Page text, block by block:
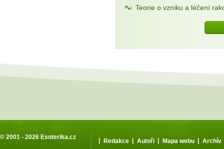
Teorie o vzniku a léčení
© 2001 - 2026 Esoterika.cz
Redakce Autoři Mapa webu Archív